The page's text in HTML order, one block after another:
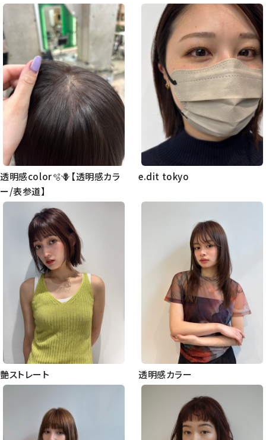
透明感color🫧🪻【透明感カラ
ー/表参道】
e.dit tokyo
艶ストレート 透明感カラー